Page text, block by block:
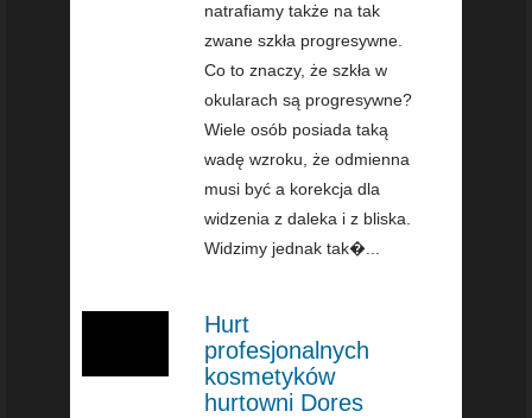
natrafiamy także na tak
zwane szkła progresywne.
Co to znaczy, że szkła w
okularach są progresywne?
Wiele osób posiada taką
wadę wzroku, że odmienna
musi być a korekcja dla
widzenia z daleka i z bliska.
Widzimy jednak tak�...
Hurt
profesjonalnych
kosmetyków
hurtowni Dores